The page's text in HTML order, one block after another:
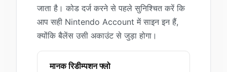
जाता है। कोड दर्ज करने से पहले सुनिश्चित करें कि
आप सही Nintendo Account में साइन इन हैं,
क्योंकि बैलेंस उसी अकाउंट से जुड़ा होगा।
मानक रिडीम्पशन फ्लो